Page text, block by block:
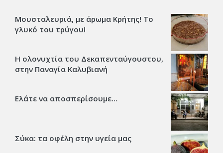
Μουσταλευριά, με άρωμα Κρήτης! Το
γλυκό του τρύγου!
Η ολονυχτία του Δεκαπενταύγουστου,
στην Παναγία Καλυβιανή
Ελάτε να αποσπερίσουμε…
Σύκα: τα οφέλη στην υγεία μας